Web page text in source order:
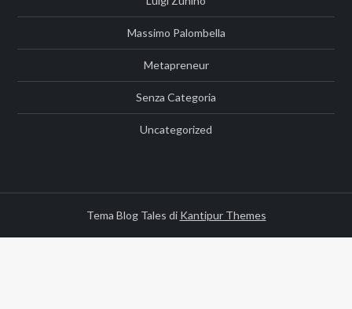
Massimo Palombella
Metapreneur
Senza Categoria
Uncategorized
Tema Blog Tales di Kantipur Themes